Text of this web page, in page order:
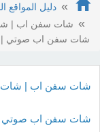
دليل المواقع
شات سفن اب |
شات سفن اب صوتي
شات سفن اب | شات
شات سفن اب صوتي